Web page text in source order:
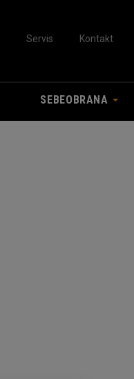
Servis Kontakt
SEBEOBRANA